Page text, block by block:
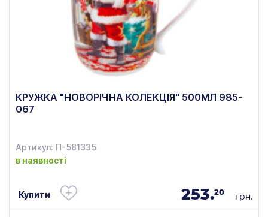
КРУЖКА "НОВОРІЧНА КОЛЕКЦІЯ" 500МЛ 985-
067
Артикул: П-581335
в наявності
Купити 253.20 грн.